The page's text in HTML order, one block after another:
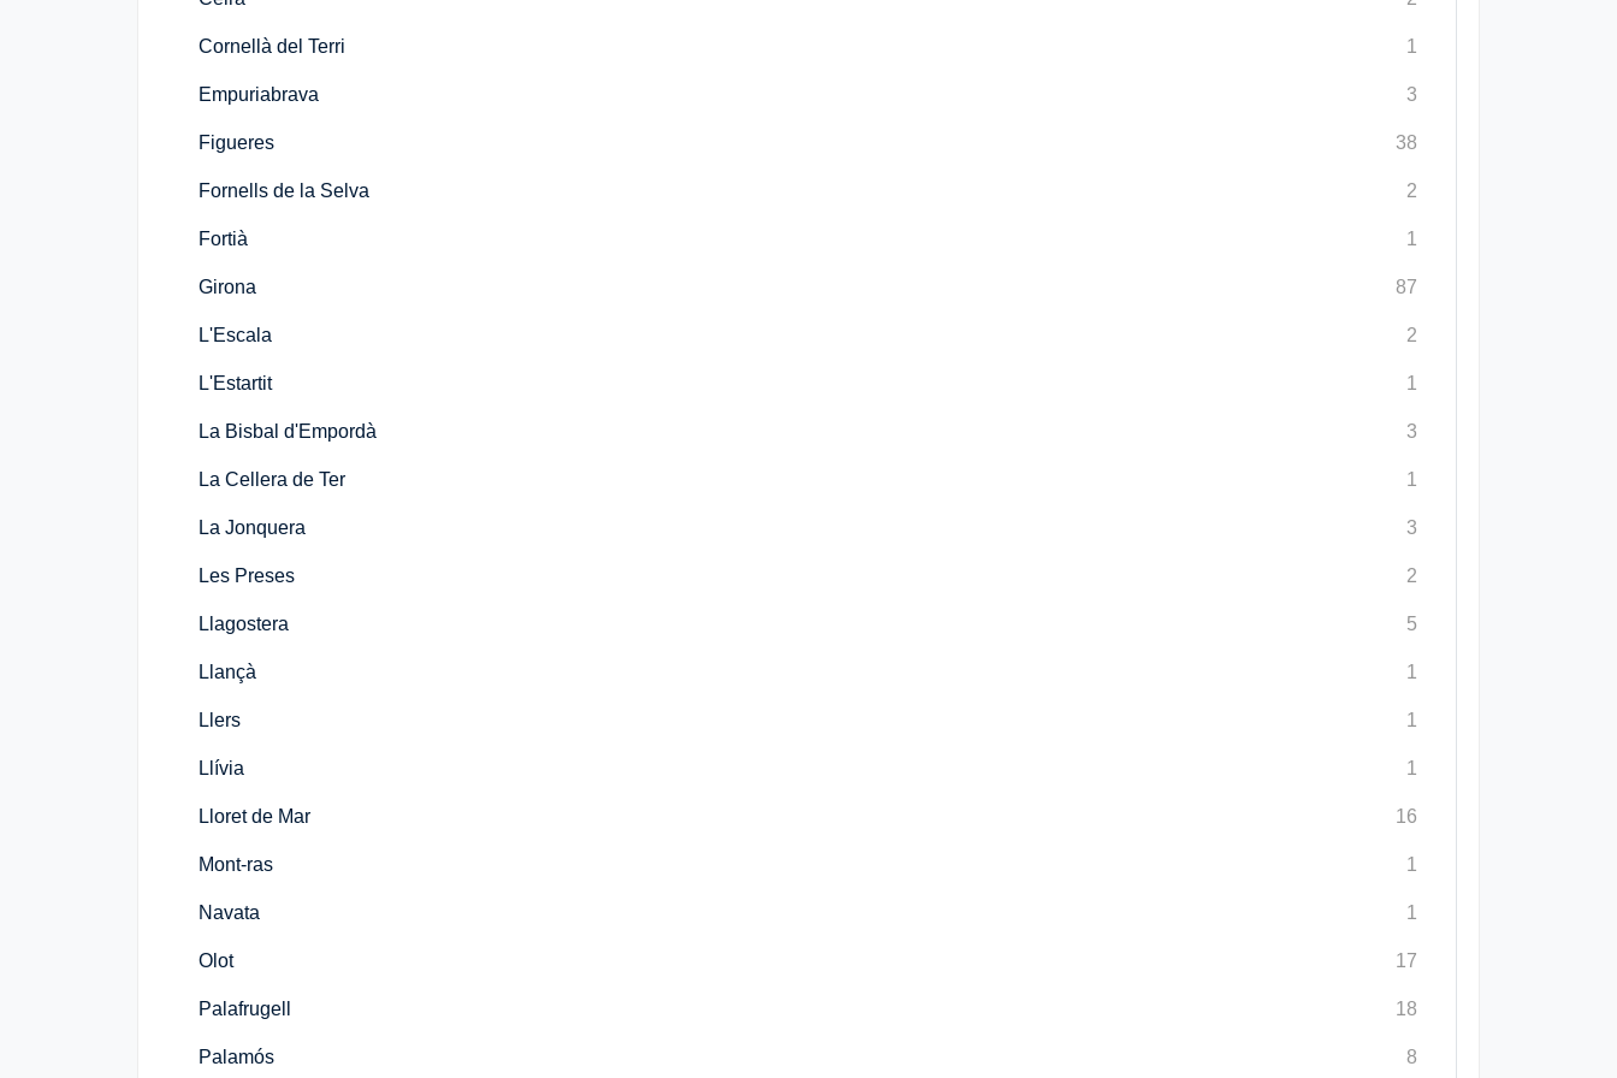
Cornellà del Terri 1
Empuriabrava 3
Figueres 38
Fornells de la Selva 2
Fortià 1
Girona 87
L'Escala 2
L'Estartit 1
La Bisbal d'Empordà 3
La Cellera de Ter 1
La Jonquera 3
Les Preses 2
Llagostera 5
Llançà 1
Llers 1
Llívia 1
Lloret de Mar 16
Mont-ras 1
Navata 1
Olot 17
Palafrugell 18
Palamós 8